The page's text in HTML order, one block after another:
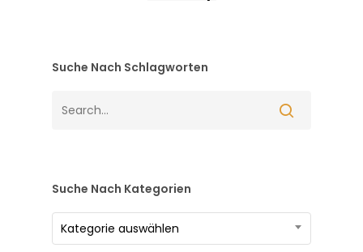
Suche Nach Schlagworten
Suche Nach Kategorien
Suche
nach
Kategorie auswählen